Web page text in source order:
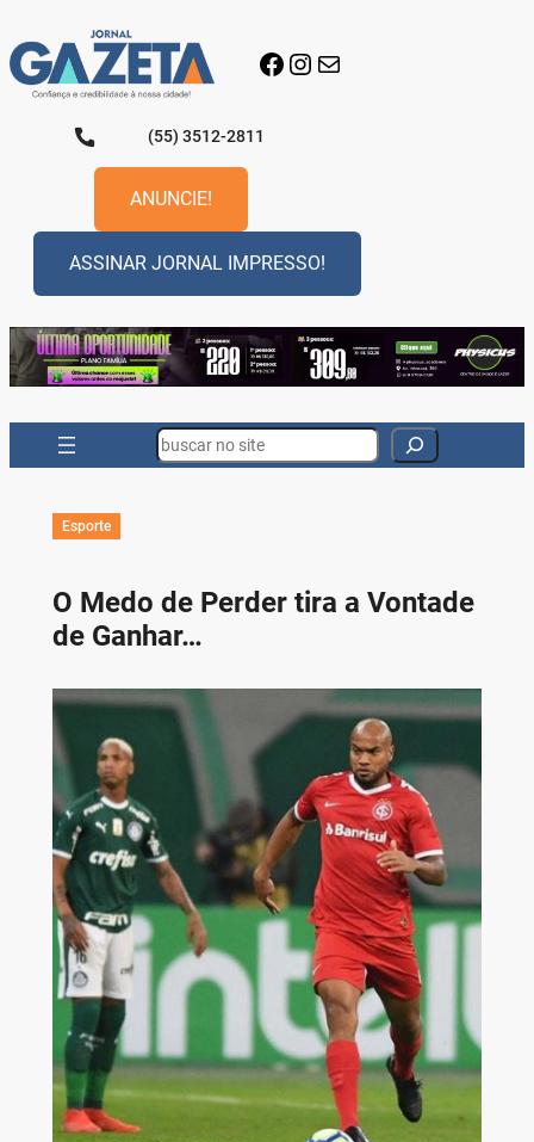
para
o
conteúdo
Facebook
Instagram
E-mail
(55) 3512-2811
ANUNCIE!
ASSINAR JORNAL IMPRESSO!
Search
Esporte
O Medo de Perder tira a Vontade
de Ganhar…